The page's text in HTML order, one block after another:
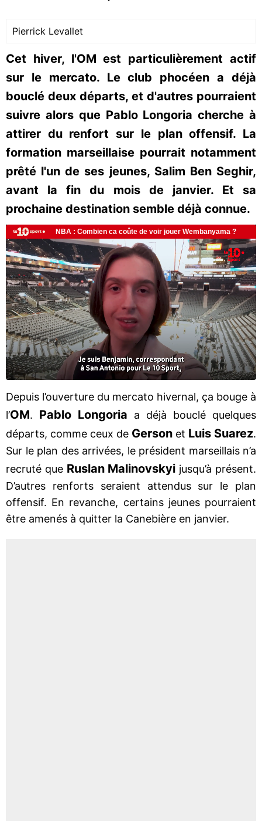
Pierrick Levallet
Cet hiver, l'OM est particulièrement actif
sur le mercato. Le club phocéen a déjà
bouclé deux départs, et d'autres pourraient
suivre alors que Pablo Longoria cherche à
attirer du renfort sur le plan offensif. La
formation marseillaise pourrait notamment
prêté l'un de ses jeunes, Salim Ben Seghir,
avant la fin du mois de janvier. Et sa
prochaine destination semble déjà connue.
Depuis l’ouverture du mercato hivernal, ça bouge à
l’OM. Pablo Longoria a déjà bouclé quelques
départs, comme ceux de Gerson et Luis Suarez.
Sur le plan des arrivées, le président marseillais n’a
recruté que Ruslan Malinovskyi jusqu’à présent.
D’autres renforts seraient attendus sur le plan
offensif. En revanche, certains jeunes pourraient
être amenés à quitter la Canebière en janvier.